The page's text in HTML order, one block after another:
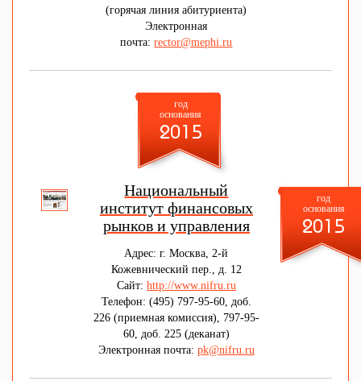
(горячая линия абитуриента)
Электронная
почта:rector@mephi.ru
год
основания
2015
Национальный
институт финансовых
рынков и управления
Адрес: г. Москва, 2-й
Кожевнический пер., д. 12
Сайт: http://www.nifru.ru
Телефон: (495) 797-95-60, доб.
226 (приемная комиссия), 797-95-
60, доб. 225 (деканат)
Электронная почта: pk@nifru.ru
год
основания
2015